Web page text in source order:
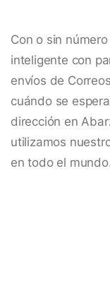
Con o sin
inteligente con
envíos de
cuándo se
dirección en
utilizamos
en todo el